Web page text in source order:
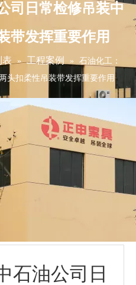
司日常检修吊装中
带发挥重要作用
表 » 工程案例 »
石油化工：
头扣柔性吊装带发挥重要作用
石油公司日